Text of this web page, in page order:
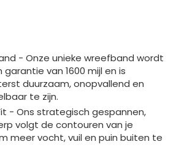
- Onze unieke wreefband wordt
van 1600 mijl en is
duurzaam, onopvallend en
te zijn.
- Ons strategisch gespannen,
volgt de contouren van je
meer vocht, vuil en puin buiten te